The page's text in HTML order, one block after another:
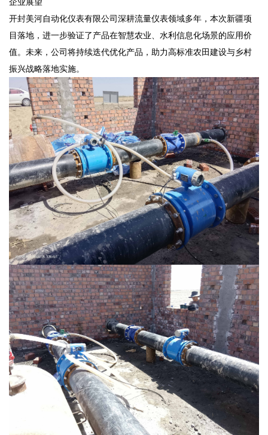
企业展望
开封美河自动化仪表有限公司深耕流量仪表领域多年，本次新疆项
目落地，进一步验证了产品在智慧农业、水利信息化场景的应用价
值。未来，公司将持续迭代优化产品，助力高标准农田建设与乡村
振兴战略落地实施。